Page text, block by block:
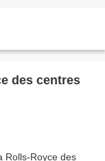
des centres